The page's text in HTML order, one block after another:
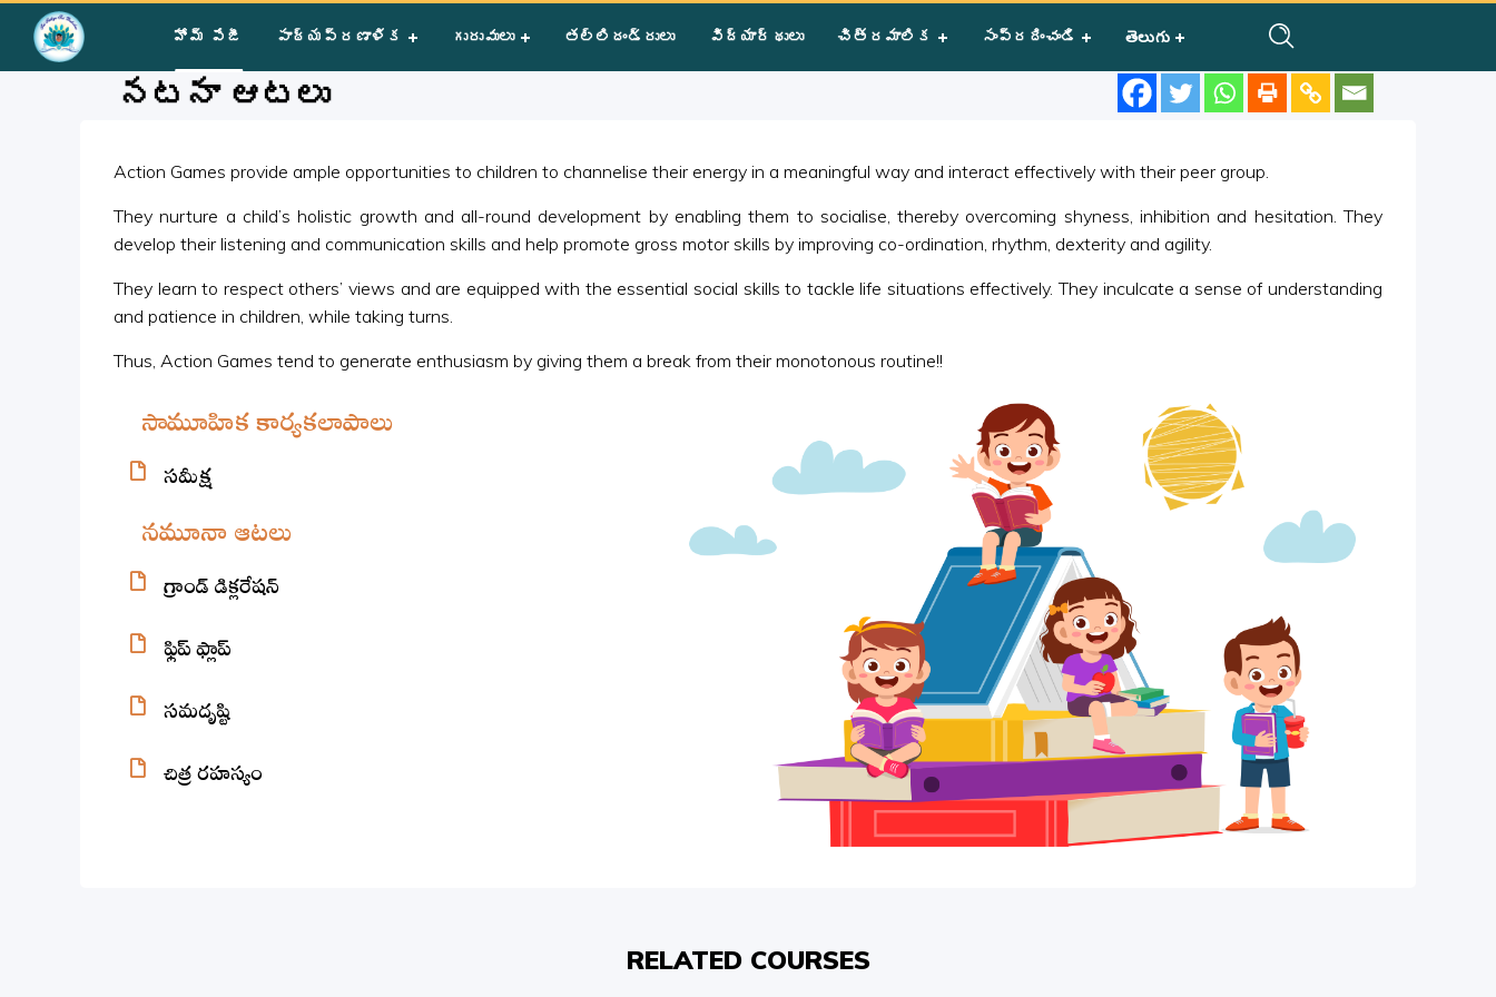
హోమ్ పేజీ పాఠ్యప్రణాళిక గురువులు తల్లిదండ్రులు విద్యార్థులు చిత్రమాలిక సంప్రదించండి తెలుగు
Courses »Group II »Year II» Group Activities »నటనా ఆటలు
నటనా ఆటలు
Action Games provide ample opportunities to children to channelise their energy in a meaningful way and interact effectively with their peer group.
They nurture a child’s holistic growth and all-round development by enabling them to socialise, thereby overcoming shyness, inhibition and hesitation. They
develop their listening and communication skills and help promote gross motor skills by improving co-ordination, rhythm, dexterity and agility.
They learn to respect others’ views and are equipped with the essential social skills to tackle life situations effectively. They inculcate a sense of understanding
and patience in children, while taking turns.
Thus, Action Games tend to generate enthusiasm by giving them a break from their monotonous routine!!
సామూహిక కార్యకలాపాలు
సమీక్ష
నమూనా ఆటలు
గ్రాండ్ డిక్లరేషన్
ఫ్లిప్ ఫ్లాప్
సమదృష్టి
చిత్ర రహస్యం
RELATED COURSES